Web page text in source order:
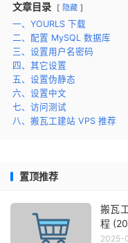
文章目录 隐藏
一、YOURLS 下载
二、配置 MySQL 数据库
三、设置用户名密码
四、其它设置
五、设置伪静态
六、设置中文
七、访问测试
八、搬瓦工建站 VPS 推荐
置顶推荐
搬瓦
程
2025-